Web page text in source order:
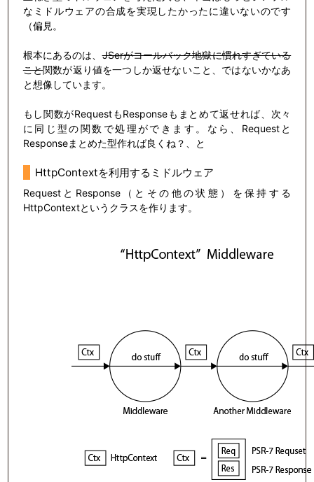
なミドルウェアの合成を実現したかったに違いないのです
（偏見。
根本にあるのは、JSerがコールバック地獄に慣れすぎている
こと関数が返り値を一つしか返せないこと、ではないかなあ
と想像しています。
もし関数がRequestもResponseもまとめて返せれば、次々
に同じ型の関数で処理ができます。なら、Requestと
Responseまとめた型作れば良くね？、と
HttpContextを利用するミドルウェア
RequestとResponse（とその他の状態）を保持する
HttpContextというクラスを作ります。